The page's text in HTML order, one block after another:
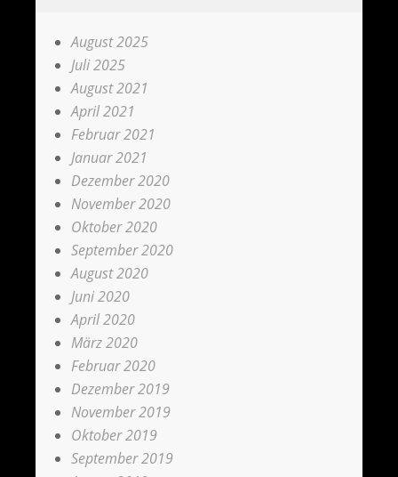
August 2025
Juli 2025
August 2021
April 2021
Februar 2021
Januar 2021
Dezember 2020
November 2020
Oktober 2020
September 2020
August 2020
Juni 2020
April 2020
März 2020
Februar 2020
Dezember 2019
November 2019
Oktober 2019
September 2019